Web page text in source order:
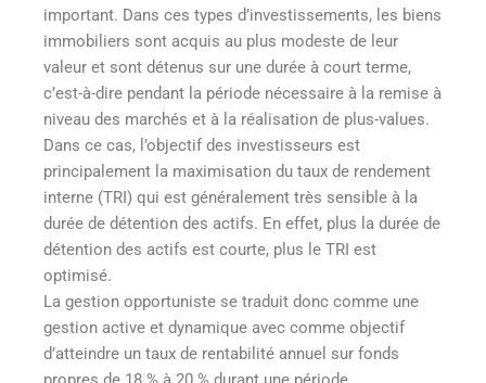
important. Dans ces types d’investissements, les biens
immobiliers sont acquis au plus modeste de leur
valeur et sont détenus sur une durée à court terme,
c’est-à-dire pendant la période nécessaire à la remise à
niveau des marchés et à la réalisation de plus-values.
Dans ce cas, l’objectif des investisseurs est
principalement la maximisation du taux de rendement
interne (TRI) qui est généralement très sensible à la
durée de détention des actifs. En effet, plus la durée de
détention des actifs est courte, plus le TRI est
optimisé.
La gestion opportuniste se traduit donc comme une
gestion active et dynamique avec comme objectif
d’atteindre un taux de rentabilité annuel sur fonds